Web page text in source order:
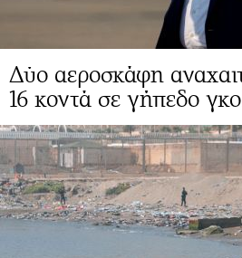
Δύο αεροσκάφη
16 κοντά σε γήπεδο